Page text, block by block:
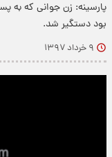
پارسینه: زن جوانی که به
بود دستگیر شد.
۹ خرداد ۱۳۹۷